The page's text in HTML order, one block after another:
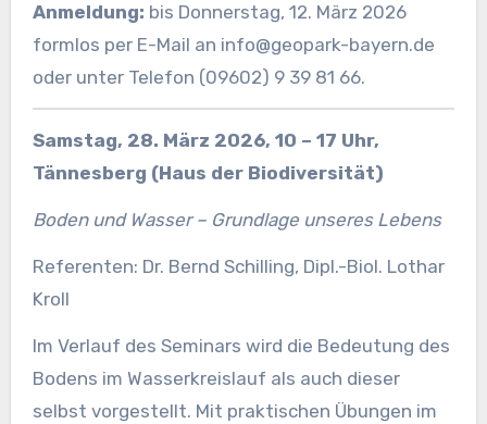
Anmeldung: bis Donnerstag, 12. März 2026
formlos per E-Mail an info@geopark-bayern.de
oder unter Telefon (09602) 9 39 81 66.
Samstag, 28. März 2026, 10 – 17 Uhr,
Tännesberg (Haus der Biodiversität)
Boden und Wasser – Grundlage unseres Lebens
Referenten: Dr. Bernd Schilling, Dipl.-Biol. Lothar
Kroll
Im Verlauf des Seminars wird die Bedeutung des
Bodens im Wasserkreislauf als auch dieser
selbst vorgestellt. Mit praktischen Übungen im